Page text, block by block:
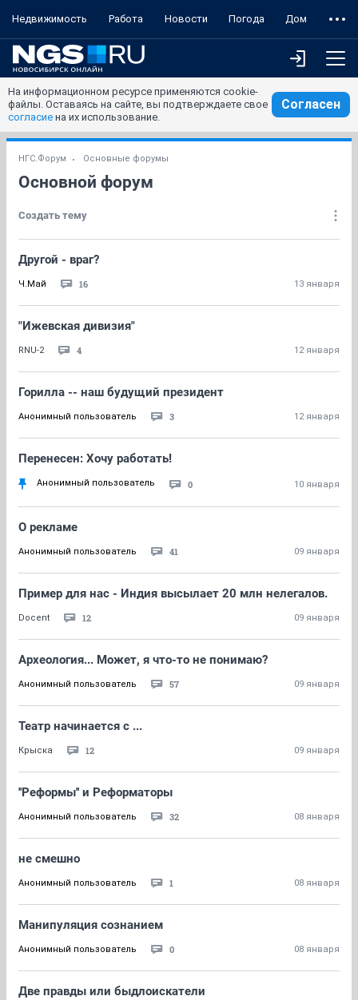
Недвижимость Работа Новости Погода Дом
На информационном ресурсе применяются cookie-
файлы. Оставаясь на сайте, вы подтверждаете свое
согласие на их использование.
Согласен
НГС.Форум Основные форумы
Основной форум
Создать тему
Другой - враг?
Ч.Май 16 13 января
"Ижевская дивизия"
RNU-2 4 12 января
Горилла -- наш будущий президент
Анонимный пользователь 3 12 января
Перенесен: Хочу работать!
Анонимный пользователь 0 10 января
О рекламе
Анонимный пользователь 41 09 января
Пример для нас - Индия высылает 20 млн нелегалов.
Docent 12 09 января
Археология... Может, я что-то не понимаю?
Анонимный пользователь 57 09 января
Театр начинается с ...
Крыска 12 09 января
''Реформы'' и Реформаторы
Анонимный пользователь 32 08 января
не смешно
Анонимный пользователь 1 08 января
Манипуляция сознанием
Анонимный пользователь 0 08 января
Две правды или быдлоискатели